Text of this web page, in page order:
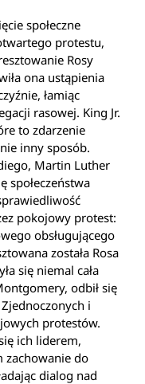
społeczne
protestu,
Rosy
ona ustąpienia
łamiąc
rasowej. King Jr.
to zdarzenie
inny sposób.
Martin Luther
społeczeństwa
pokojowy protest:
obsługującego
została Rosa
się niemal cała
odbił się
i
protestów.
ich liderem,
zachowanie do
dialog nad